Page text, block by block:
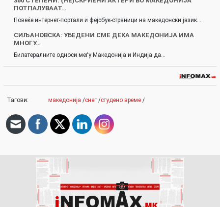
ПОТПАЛУВААТ…
Повеќе интернет-портали и фејсбук-страници на македонски јазик…
СИЉАНОВСКА: УБЕДЕНИ СМЕ ДЕКА МАКЕДОНИЈА ИМА
МНОГУ…
Билатералните односи меѓу Македонија и Индија да…
Тагови: македонија /снег /студено време /